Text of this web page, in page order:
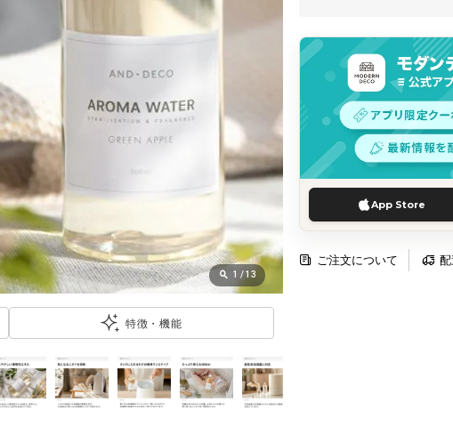
App Store
ご注文について
1 /13
特徴・機能